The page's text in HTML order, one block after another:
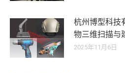
杭州博型科技
物三维扫描与
2025年11月6日